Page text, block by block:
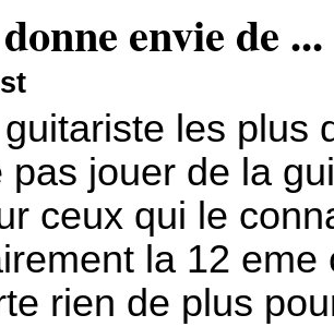
envie de ...
les plus
pas jouer de la
ceux qui le
la 12
rien de plus